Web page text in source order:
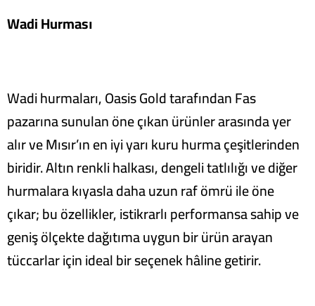
Wadi Hurması
Wadi hurmaları, Oasis Gold tarafından Fas
pazarına sunulan öne çıkan ürünler arasında yer
alır ve Mısır’ın en iyi yarı kuru hurma çeşitlerinden
biridir. Altın renkli halkası, dengeli tatlılığı ve diğer
hurmalara kıyasla daha uzun raf ömrü ile öne
çıkar; bu özellikler, istikrarlı performansa sahip ve
geniş ölçekte dağıtıma uygun bir ürün arayan
tüccarlar için ideal bir seçenek hâline getirir.